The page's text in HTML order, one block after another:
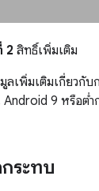
2 สิทธิ์เพิ่มเติม
ลเพิ่มเติมเกี่ยวกับ
Android 9 หรือต่ำ
ระทบ